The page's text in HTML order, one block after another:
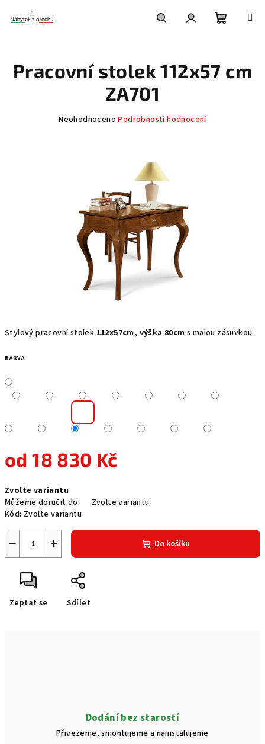
obsah
košík
Stylový pracovní stolek 112x57cm, výška 80cm s malou zásuvkou.
BARVA
od18 830 Kč
cena:
Zvolte variantu
Můžeme doručit do:
Zvolte variantu
Kód: Zvolte variantu
+
− Do košíku
Zeptat se Sdílet
Pracovní stolek 112x57 cm
ZA701
Průměrné
hvězdiček.
Neohodnoceno Podrobnosti hodnocení
Dodání bez starostí
Přivezeme, smontujeme a nainstalujeme